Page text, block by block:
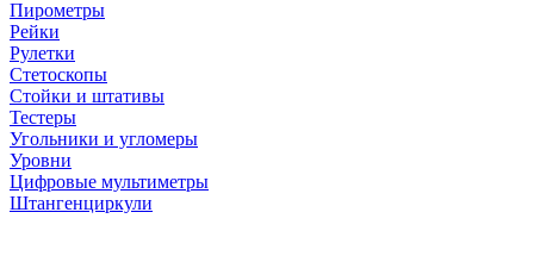
Пирометры
Рейки
Рулетки
Стетоскопы
Стойки и штативы
Тестеры
Угольники и угломеры
Уровни
Цифровые мультиметры
Штангенциркули